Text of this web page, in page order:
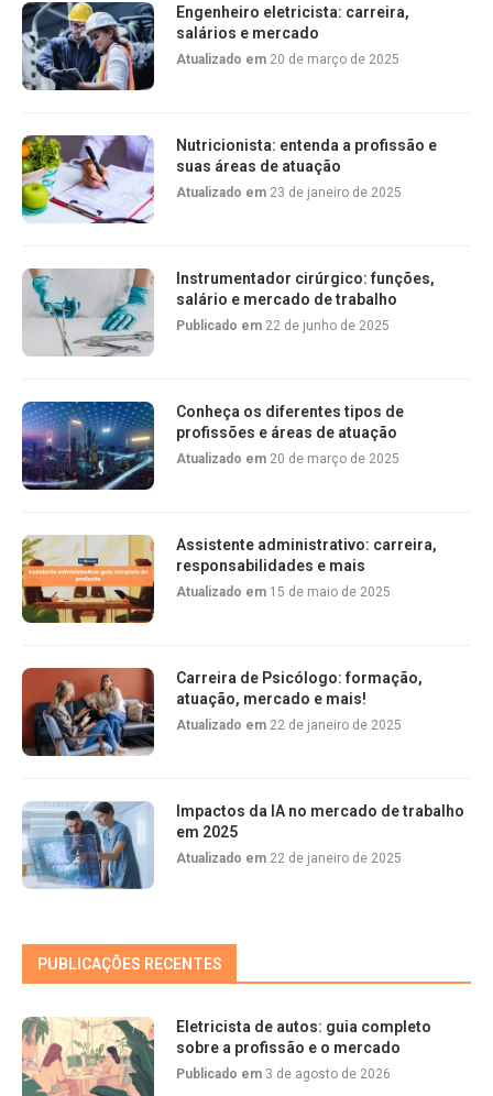
Engenheiro eletricista: carreira,
salários e mercado
Atualizado em 20 de março de 2025
Nutricionista: entenda a profissão e
suas áreas de atuação
Atualizado em 23 de janeiro de 2025
Instrumentador cirúrgico: funções,
salário e mercado de trabalho
Publicado em 22 de junho de 2025
Conheça os diferentes tipos de
profissões e áreas de atuação
Atualizado em 20 de março de 2025
Assistente administrativo: carreira,
responsabilidades e mais
Atualizado em 15 de maio de 2025
Carreira de Psicólogo: formação,
atuação, mercado e mais!
Atualizado em 22 de janeiro de 2025
Impactos da IA no mercado de trabalho
em 2025
Atualizado em 22 de janeiro de 2025
PUBLICAÇÕES RECENTES
Eletricista de autos: guia completo
sobre a profissão e o mercado
Publicado em 3 de agosto de 2026